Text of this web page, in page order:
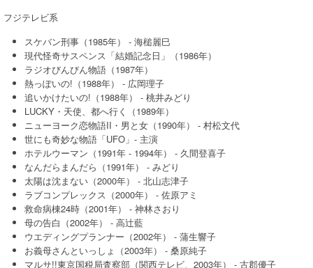
フジテレビ系
スケバン刑事（1985年） - 海槌麗巳
現代怪奇サスペンス「結婚記念日」（1986年）
ラジオびんびん物語（1987年）
熱っぽいの!（1988年） - 広岡理子
追いかけたいの!（1988年） - 桃井みどり
LUCKY・天使、都へ行く（1989年）
ニューヨーク恋物語II・男と女（1990年） - 村松文代
世にも奇妙な物語「UFO」- 主演
ホテルウーマン（1991年 - 1994年） - 久間登喜子
なんだらまんだら（1991年） - みどり
太陽は沈まない（2000年） - 北山志津子
ラブコンプレックス（2000年） - 佐原アミ
救命病棟24時（2001年） - 神林さおり
母の告白（2002年） - 高辻藍
ウエディングプランナー（2002年） - 蒲生響子
お義母さんといっしょ（2003年） - 桑原純子
マルサ!!東京国税局査察部（関西テレビ、2003年） - 古郡優子